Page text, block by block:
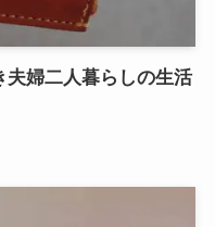
夫婦二人暮らしの生活